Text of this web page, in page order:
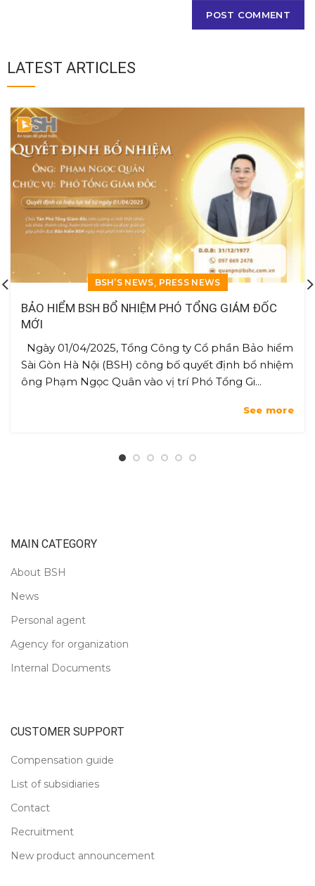
LATEST ARTICLES
BSH’S NEWS, PRESS NEWS
BẢO HIỂM BSH BỔ NHIỆM PHÓ TỔNG GIÁM ĐỐC
MỚI
Ngày 01/04/2025, Tổng Công ty Cổ phần Bảo hiểm
Sài Gòn Hà Nội (BSH) công bố quyết định bổ nhiệm
ông Phạm Ngọc Quân vào vị trí Phó Tổng Gi...
See more
MAIN CATEGORY
About BSH
News
Personal agent
Agency for organization
Internal Documents
CUSTOMER SUPPORT
Compensation guide
List of subsidiaries
Contact
Recruitment
New product announcement